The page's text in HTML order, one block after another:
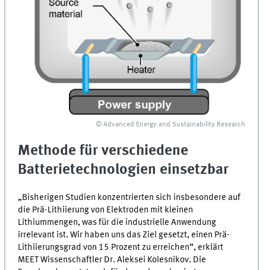
© Advanced Energy and Sustainability Research
Methode für verschiedene
Batterietechnologien einsetzbar
„Bisherigen Studien konzentrierten sich insbesondere auf
die Prä-Lithiierung von Elektroden mit kleinen
Lithiummengen, was für die industrielle Anwendung
irrelevant ist. Wir haben uns das Ziel gesetzt, einen Prä-
Lithiierungsgrad von 15 Prozent zu erreichen“, erklärt
MEETWissenschaftler Dr. Aleksei Kolesnikov. Die